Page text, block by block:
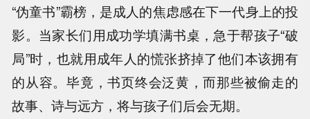
“伪童书”霸榜，是成人的焦虑感在下一代身上的投
影。当家长们用成功学填满书桌，急于帮孩子“破
局”时，也就用成年人的慌张挤掉了他们本该拥有
的从容。毕竟，书页终会泛黄，而那些被偷走的
故事、诗与远方，将与孩子们后会无期。